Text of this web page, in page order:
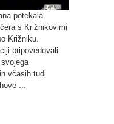
potekala
s Križnikovimi
Križniku.
pripovedovali
včasih tudi
...